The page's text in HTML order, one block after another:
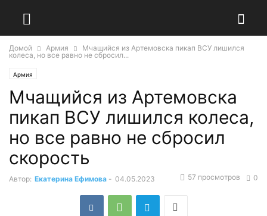
Домой Армия
Мчащийся из Артемовска пикап ВСУ лишился
колеса, но все равно не сбросил...
Армия
Мчащийся из Артемовска
пикап ВСУ лишился колеса,
но все равно не сбросил
скорость
Автор: Екатерина Ефимова - 04.05.2023 0
57 просмотров